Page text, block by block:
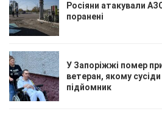
Росіяни атакували
поранені
У Запоріжжі помер
ветеран, якому
підйомник